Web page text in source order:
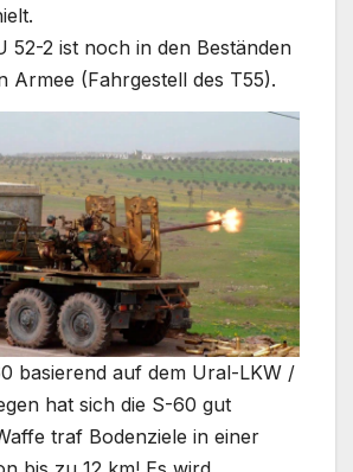
52-2 ist noch in den Beständen
Armee (Fahrgestell des T55).
basierend auf dem Ural-LKW /
hat sich die S-60 gut
traf Bodenziele in einer